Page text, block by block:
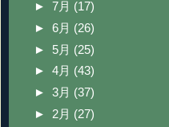
► 7月 (17)
► 6月 (26)
► 5月 (25)
► 4月 (43)
► 3月 (37)
► 2月 (27)